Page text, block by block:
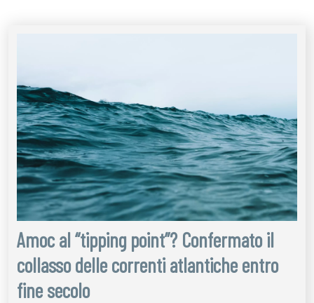
Amoc al “tipping point”? Confermato il
collasso delle correnti atlantiche entro
fine secolo